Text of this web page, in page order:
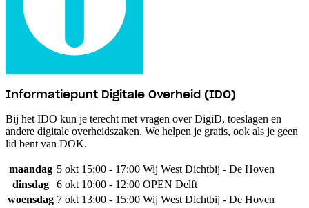
Informatiepunt Digitale Overheid (IDO)
Bij het IDO kun je terecht met vragen over DigiD, toeslagen en
andere digitale overheidszaken. We helpen je gratis, ook als je geen
lid bent van DOK.
maandag 5 okt 15:00 - 17:00 Wij West Dichtbij - De Hoven
dinsdag
6 okt 10:00 - 12:00 OPEN Delft
woensdag 7 okt 13:00 - 15:00 Wij West Dichtbij - De Hoven